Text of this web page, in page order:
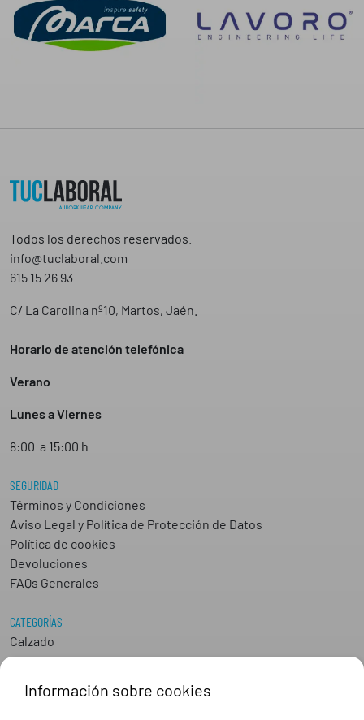
Todos los derechos reservados.
info@tuclaboral.com
615 15 26 93
C/ La Carolina nº10, Martos, Jaén.
Horario de atención telefónica
Verano
Lunes a Viernes
8:00 a 15:00 h
SEGURIDAD
Términos y Condiciones
Aviso Legal y Política de Protección de Datos
Política de cookies
Devoluciones
FAQs Generales
CATEGORÍAS
Calzado
Epis
Industria
Información sobre cookies